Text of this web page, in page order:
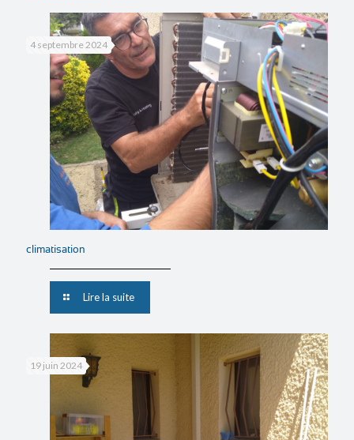
4 septembre 2024
climatisation
Lire la suite
19 juin 2024